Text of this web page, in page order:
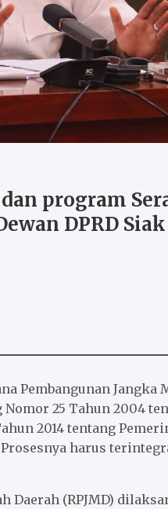
program
DPRD Siak
Pembangunan Jangka
Nomor 25 Tahun 2004
2014 tentang
harus
Daerah (RPJMD)